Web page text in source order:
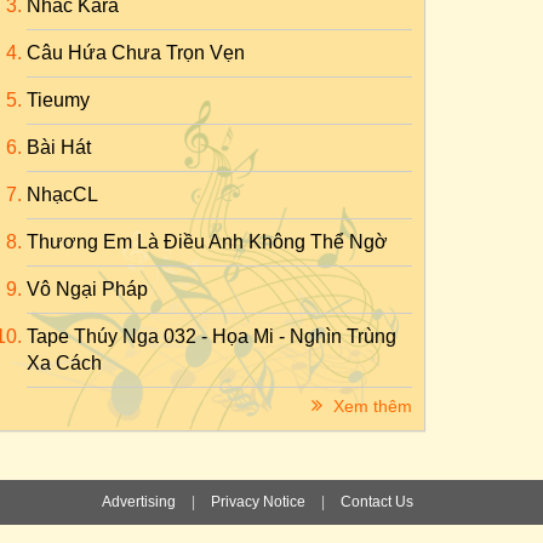
Nhac Kara
Câu Hứa Chưa Trọn Vẹn
Tieumy
Bài Hát
NhạcCL
Thương Em Là Điều Anh Không Thể Ngờ
Vô Ngại Pháp
Tape Thúy Nga 032 - Họa Mi - Nghìn Trùng
Xa Cách
Xem thêm
Advertising Privacy Notice Contact Us